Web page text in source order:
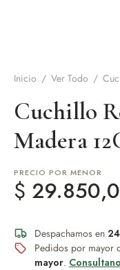
Inicio / Ver Todo /
Cuchillo
Madera
PRECIO POR MENOR
$
Despachamos en
Pedidos por mayor
mayor.
y accesorios